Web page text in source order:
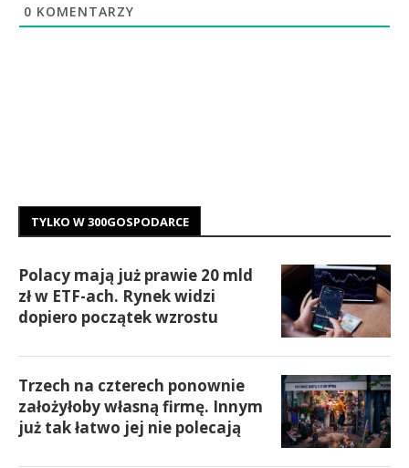
0 KOMENTARZY
TYLKO W 300GOSPODARCE
Polacy mają już prawie 20 mld
zł w ETF-ach. Rynek widzi
dopiero początek wzrostu
Trzech na czterech ponownie
założyłoby własną firmę. Innym
już tak łatwo jej nie polecają